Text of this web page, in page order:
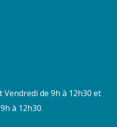
de 9h à 12h30 et
à 12h30.